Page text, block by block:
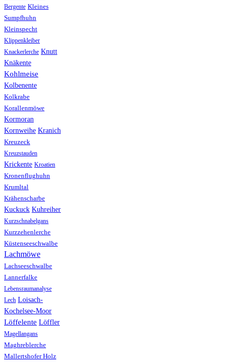
Bergente Kleines
Sumpfhuhn
Kleinspecht
Klippenkleiber
Knackerlerche Knutt
Knäkente
Kohlmeise
Kolbenente
Kolkrabe
Korallenmöwe
Kormoran
Kornweihe Kranich
Kreuzeck
Kreuzstauden
Krickente Kroatien
Kronenflughuhn
Krumltal
Krähenscharbe
Kuckuck Kuhreiher
Kurzschnabelgans
Kurzzehenlerche
Küstenseeschwalbe
Lachmöwe
Lachseeschwalbe
Lannerfalke
Lebensraumanalyse
Lech Loisach-
Kochelsee-Moor
Löffelente Löffler
Magellangans
Maghreblerche
Mallertshofer Holz